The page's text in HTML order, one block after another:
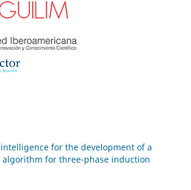
for the development of a
for three-phase induction